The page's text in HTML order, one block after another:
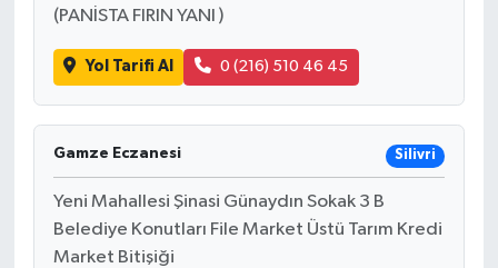
(PANİSTA FIRIN YANI )
Yol Tarifi Al 0 (216) 510 46 45
Gamze Eczanesi Silivri
Yeni Mahallesi Şinasi Günaydın Sokak 3 B
Belediye Konutları File Market Üstü Tarım Kredi
Market Bitişiği